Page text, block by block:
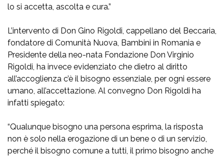
lo si accetta, ascolta e cura.”
L’intervento di Don Gino Rigoldi, cappellano del Beccaria,
fondatore di Comunità Nuova, Bambini in Romania e
Presidente della neo-nata Fondazione Don Virginio
Rigoldi, ha invece evidenziato che dietro al diritto
all’accoglienza c’è il bisogno essenziale, per ogni essere
umano, all’accettazione. Al convegno Don Rigoldi ha
infatti spiegato:
“Qualunque bisogno una persona esprima, la risposta
non è solo nella erogazione di un bene o di un servizio,
perché il bisogno comune a tutti, il primo bisogno anche